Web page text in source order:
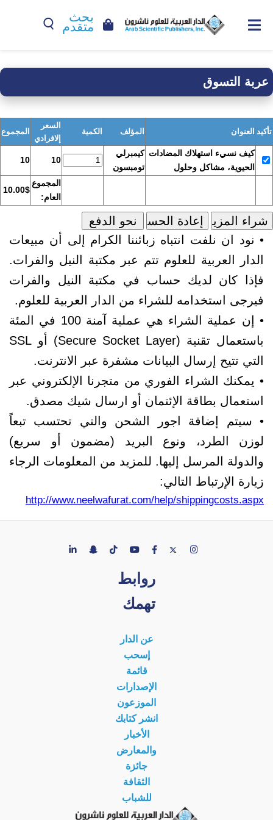
بحث
متقدم
عربة التسوق
تأكيد العنوان المؤلف الكمية
السعر
إلافرادي
المجموع
كيف نسيء استهلاك المضادات
الحيوية، مشاكل وحلول
كيمبرلي
تومبسون
10
10
المجموع
العام:
10.00$
• نود ان نلفت انتباه زبائننا الكرام إلى أن مبيعات
الدار العربية للعلوم تتم عبر مكتبة النيل والفرات.
فإذا كان لديك حساب في مكتبة النيل والفرات
فيرجى استخدامه للشراء من الدار العربية للعلوم.
• إن عملية الشراء هي عملية آمنة 100 في المئة
باستعمال تقنية (Secure Socket Layer) أو SSL
التي تتيح إرسال البيانات مشفرة عبر الانترنت.
• يمكنك الشراء الفوري من متجرنا الإلكتروني عبر
استعمال بطاقة الإئتمان أو ارسال شيك مصدق.
• سيتم إضافة اجور الشحن والتي تحتسب تبعاً
لوزن الطرد، ونوع البريد (مضمون أو سريع)
والدولة المرسل إليها. للمزيد من المعلومات الرجاء
زيارة الإرتباط التالي:
http://www.neelwafurat.com/help/shippingcosts.aspx
روابط
تهمك
عن الدار
إسحب
قائمة
الإصدارات
الموزعون
انشر كتابك
الأخبار
والمعارض
جائزة
الثقافة
للشباب